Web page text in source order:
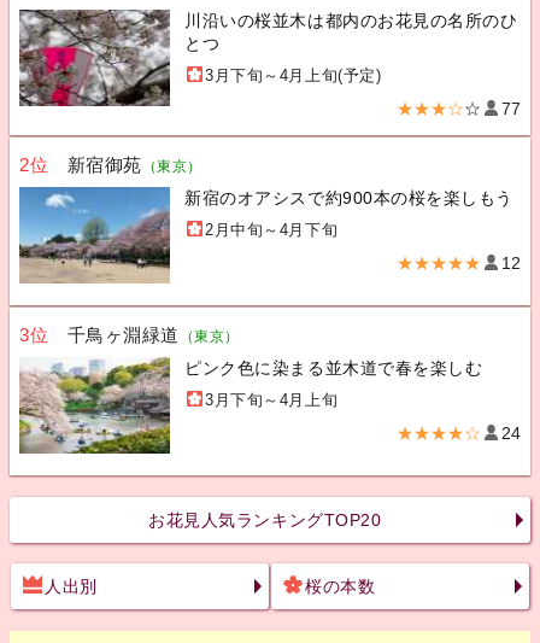
川沿いの桜並木は都内のお花見の名所のひ
とつ
3月下旬～4月上旬(予定)
★★★☆☆ 77
2位 新宿御苑 （東京）
新宿のオアシスで約900本の桜を楽しもう
2月中旬～4月下旬
★★★★★ 12
3位 千鳥ヶ淵緑道 （東京）
ピンク色に染まる並木道で春を楽しむ
3月下旬～4月上旬
★★★★☆ 24
お花見人気ランキングTOP20
人出別 桜の本数